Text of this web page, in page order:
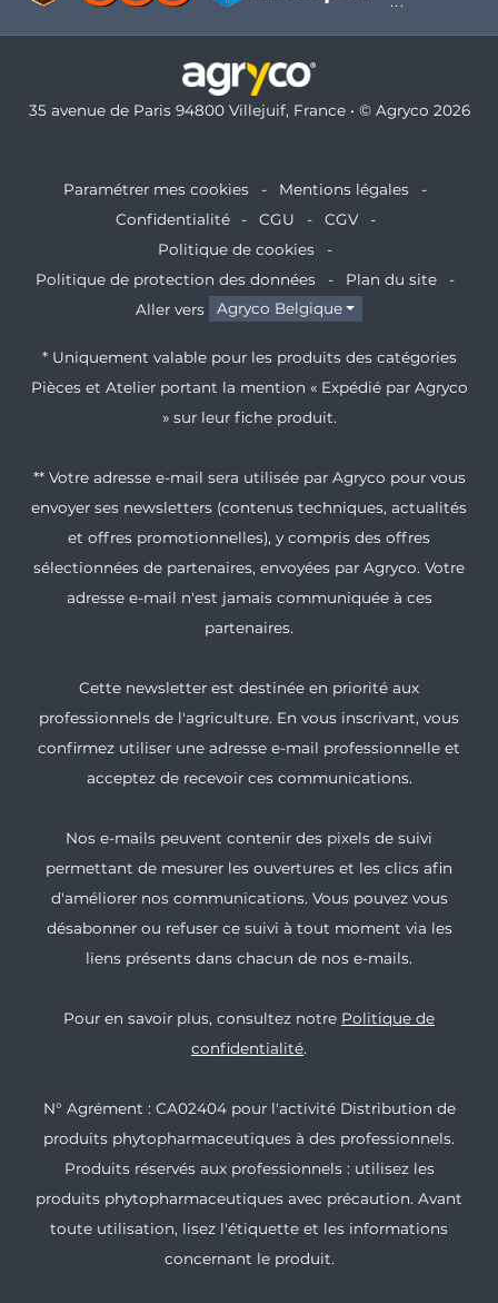
35 avenue de Paris 94800 Villejuif, France • © Agryco 2026
Paramétrer mes cookies
Mentions légales
Confidentialité
CGU
CGV
Politique de cookies
Politique de protection des données
Plan du site
Aller vers
Agryco Belgique
* Uniquement valable pour les produits des catégories
Pièces et Atelier portant la mention « Expédié par Agryco
» sur leur fiche produit.
** Votre adresse e-mail sera utilisée par Agryco pour vous
envoyer ses newsletters (contenus techniques, actualités
et offres promotionnelles), y compris des offres
sélectionnées de partenaires, envoyées par Agryco. Votre
adresse e-mail n'est jamais communiquée à ces
partenaires.
Cette newsletter est destinée en priorité aux
professionnels de l'agriculture. En vous inscrivant, vous
confirmez utiliser une adresse e-mail professionnelle et
acceptez de recevoir ces communications.
Nos e-mails peuvent contenir des pixels de suivi
permettant de mesurer les ouvertures et les clics afin
d'améliorer nos communications. Vous pouvez vous
désabonner ou refuser ce suivi à tout moment via les
liens présents dans chacun de nos e-mails.
Pour en savoir plus, consultez notre Politique de
confidentialité.
N° Agrément : CA02404 pour l'activité Distribution de
produits phytopharmaceutiques à des professionnels.
Produits réservés aux professionnels : utilisez les
produits phytopharmaceutiques avec précaution. Avant
toute utilisation, lisez l'étiquette et les informations
concernant le produit.